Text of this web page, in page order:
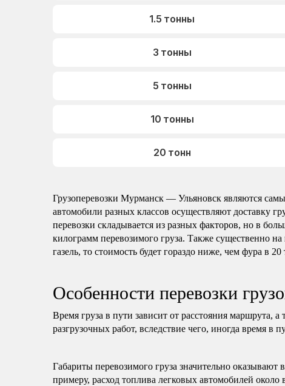
1.5 тонны
3 тонны
5 тонны
10 тонны
20 тонн
Грузоперевозки Мурманск — Ульяновск являются
автомобили разных классов осуществляют доставку
перевозки складывается из разных факторов, но в
килограмм перевозимого груза. Также существенно
газель, то стоимость будет гораздо ниже, чем фура в 20
Особенности перевозки
Время груза в пути зависит от расстояния маршрута,
разгрузочных работ, вследствие чего, иногда время в
Габариты перевозимого груза значительно
примеру, расход топлива легковых автомобилей